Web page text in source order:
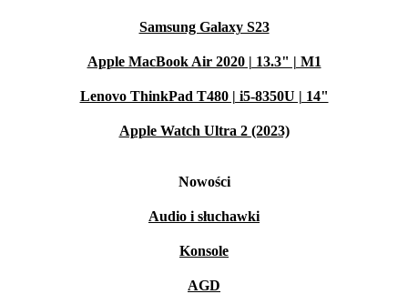
Samsung Galaxy S23
Apple MacBook Air 2020 | 13.3" | M1
Lenovo ThinkPad T480 | i5-8350U | 14"
Apple Watch Ultra 2 (2023)
Nowości
Audio i słuchawki
Konsole
AGD